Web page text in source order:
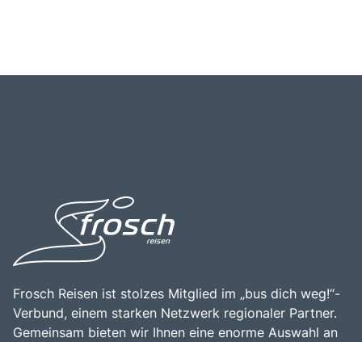
Frosch Reisen ist stolzes Mitglied im „bus dich weg!“-
Verbund, einem starken Netzwerk regionaler Partner.
Gemeinsam bieten wir Ihnen eine enorme Auswahl an